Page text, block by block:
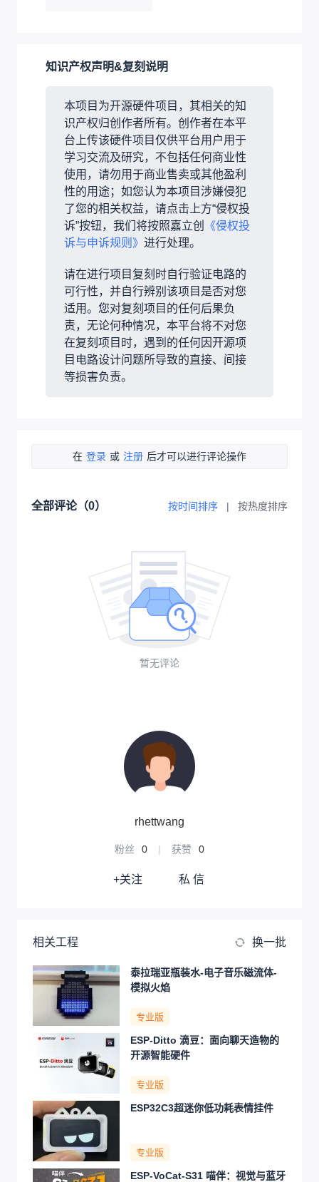
知识产权声明&复刻说明
本项目为开源硬件项目，其相关的知
识产权归创作者所有。创作者在本平
台上传该硬件项目仅供平台用户用于
学习交流及研究，不包括任何商业性
使用，请勿用于商业售卖或其他盈利
性的用途；如您认为本项目涉嫌侵犯
了您的相关权益，请点击上方“侵权投
诉”按钮，我们将按照嘉立创
《侵权投
诉与申诉规则》 进行处理。
请在进行项目复刻时自行验证电路的
可行性，并自行辨别该项目是否对您
适用。您对复刻项目的任何后果负
责，无论何种情况，本平台将不对您
在复刻项目时，遇到的任何因开源项
目电路设计问题所导致的直接、间接
等损害负责。
在 登录 或 注册 后才可以进行评论操作
全部评论（0） 按时间排序 | 按热度排序
暂无评论
rhettwang
粉丝 0 | 获赞 0
+关注 私 信
相关工程 换一批
泰拉瑞亚瓶装水-电子音乐磁流体-
模拟火焰
专业版
ESP-Ditto 滴豆：面向聊天造物的
开源智能硬件
专业版
ESP32C3超迷你低功耗表情挂件
专业版
ESP-VoCat-S31 喵伴：视觉与蓝牙